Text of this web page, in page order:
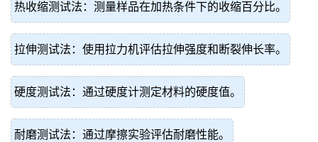
热收缩测试法：测量样品在加热条件下的收缩百分比。
拉伸测试法：使用拉力机评估拉伸强度和断裂伸长率。
硬度测试法：通过硬度计测定材料的硬度值。
耐磨测试法：通过摩擦实验评估耐磨性能。